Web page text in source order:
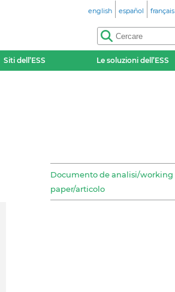
english español français
Siti dell’ESS Le soluzioni dell’ESS
Documento de analisi/working
paper/articolo